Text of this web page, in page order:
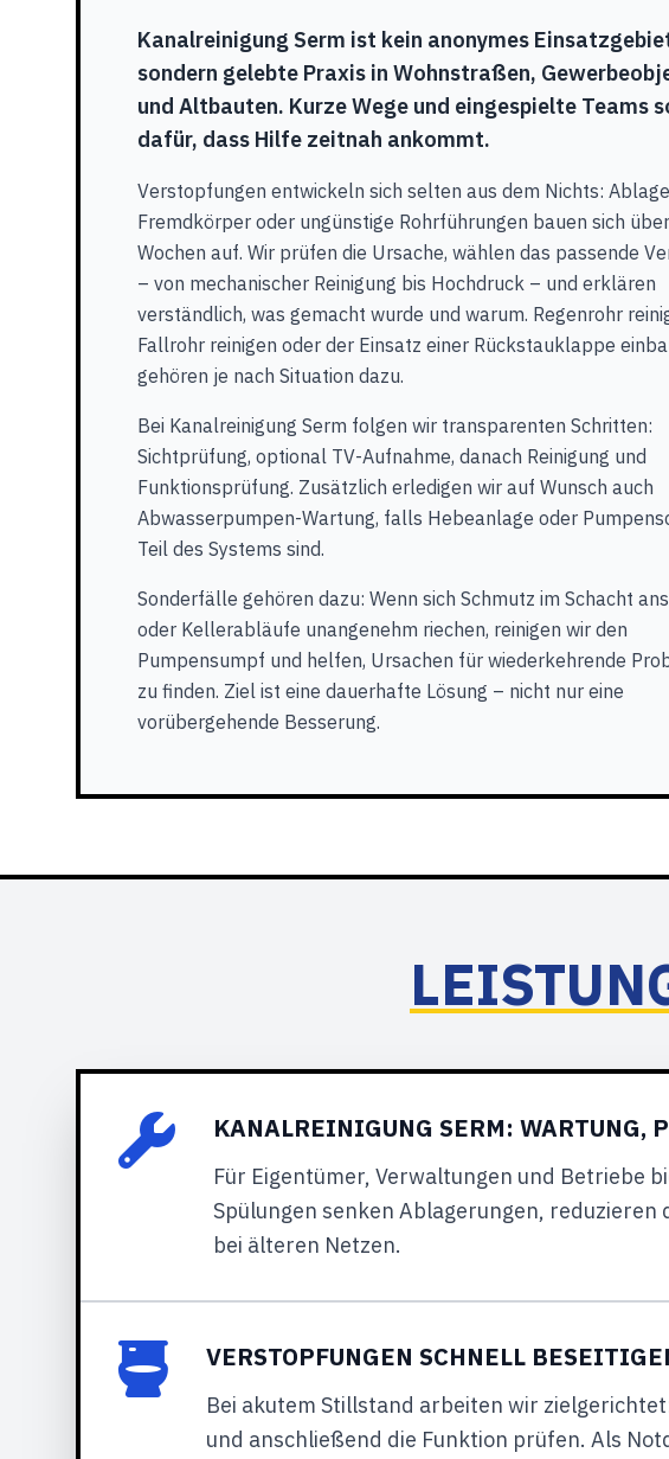
Kanalreinigung Serm ist kein anonymes
sondern gelebte Praxis in Wohnstraßen,
und Altbauten. Kurze Wege und eingespielte Teams
dafür, dass Hilfe zeitnah ankommt.
Verstopfungen entwickeln sich selten aus dem Nichts:
Fremdkörper oder ungünstige Rohrführungen bauen sich über
Wochen auf. Wir prüfen die Ursache, wählen das passende
– von mechanischer Reinigung bis Hochdruck – und erklären
verständlich, was gemacht wurde und warum. Regenrohr
Fallrohr reinigen oder der Einsatz einer Rückstauklappe
gehören je nach Situation dazu.
Bei Kanalreinigung Serm folgen wir transparenten Schritten:
Sichtprüfung, optional TV-Aufnahme, danach Reinigung und
Funktionsprüfung. Zusätzlich erledigen wir auf Wunsch auch
Abwasserpumpen-Wartung, falls Hebeanlage oder
Teil des Systems sind.
Sonderfälle gehören dazu: Wenn sich Schmutz im Schacht
oder Kellerabläufe unangenehm riechen, reinigen wir den
Pumpensumpf und helfen, Ursachen für wiederkehrende
zu finden. Ziel ist eine dauerhafte Lösung – nicht nur eine
vorübergehende Besserung.
KANALREINIGUNG SERM: WARTUNG,
Für Eigentümer, Verwaltungen und Betriebe
Spülungen senken Ablagerungen,
bei älteren Netzen.
VERSTOPFUNGEN SCHNELL
Bei akutem Stillstand arbeiten wir
und anschließend die Funktion prüfen. Als